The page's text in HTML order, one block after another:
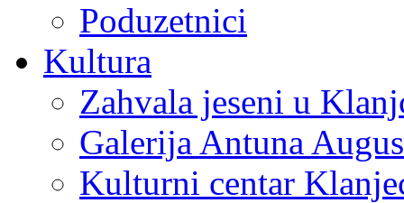
Poduzetnici
Kultura
Zahvala jeseni u
Galerija Antuna
Kulturni centar